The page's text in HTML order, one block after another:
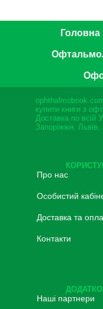
Головна
купити книги з
Доставка по всій
Запоріжжя, Львів,
Про нас
Особистий
Доставка та
Контакти
Наші партнери